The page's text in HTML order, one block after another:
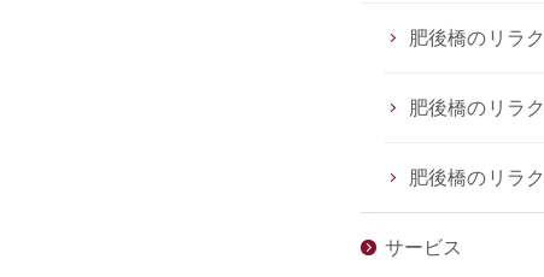
肥後橋のリラ
肥後橋のリラ
肥後橋のリラ
サービス